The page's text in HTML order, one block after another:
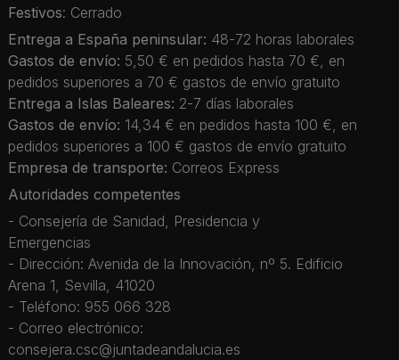
Festivos: Cerrado
Entrega a España peninsular: 48-72 horas laborales
Gastos de envío: 5,50 € en pedidos hasta 70 €, en
pedidos superiores a 70 € gastos de envío gratuito
Entrega a Islas Baleares: 2-7 días laborales
Gastos de envío: 14,34 € en pedidos hasta 100 €, en
pedidos superiores a 100 € gastos de envío gratuito
Empresa de transporte: Correos Express
Autoridades competentes
- Consejería de Sanidad, Presidencia y
Emergencias
- Dirección: Avenida de la Innovación, nº 5. Edificio
Arena 1, Sevilla, 41020
- Teléfono: 955 066 328
- Correo electrónico:
consejera.csc@juntadeandalucia.es